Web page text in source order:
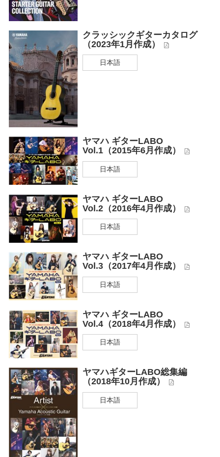
クラッシックギターカタログ
（2023年1月作成）
日本語
ヤマハ ギターLABO
Vol.1（2015年6月作成）
日本語
ヤマハ ギターLABO
Vol.2（2016年4月作成）
日本語
ヤマハ ギターLABO
Vol.3（2017年4月作成）
日本語
ヤマハ ギターLABO
Vol.4（2018年4月作成）
日本語
ヤマハギターLABO総集編
（2018年10月作成）
日本語